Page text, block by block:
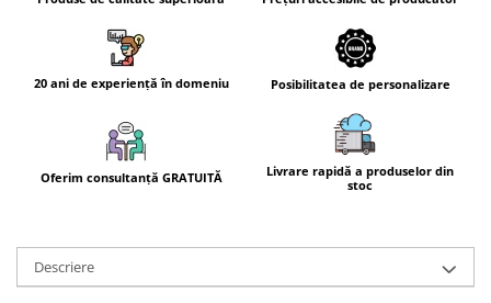
20 ani de experiență în domeniu Posibilitatea de personalizare
Oferim consultanță GRATUITĂ
Livrare rapidă a produselor din
stoc
Descriere